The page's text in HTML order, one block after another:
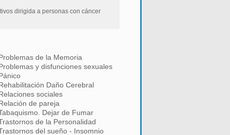
dirigida a personas con cáncer
de la Memoria
y disfunciones sexuales
Daño Cerebral
sociales
de pareja
Dejar de Fumar
de la Personalidad
del sueño - Insomnio